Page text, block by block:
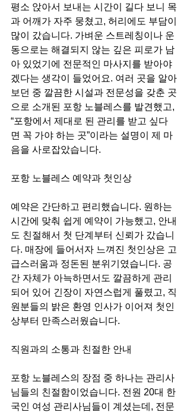
평소 앉아서 보내는 시간이 길다 보니 목
과 어깨가 자주 뭉쳤고, 허리에도 부담이
많이 갔습니다. 가벼운 스트레칭이나 운
동으로는 해결되지 않는 깊은 피로가 남
아 있었기에 전문적인 마사지를 받아야
겠다는 생각이 들었어요. 여러 곳을 알아
보던 중 깔끔한 시설과 전문성을 갖춘 곳
으로 소개된 포항 노블레스를 발견했고,
“포항에서 제대로 된 관리를 받고 싶다
면 꼭 가야 하는 곳”이라는 설명이 제 마
음을 사로잡았습니다.
포항 노블레스 예약과 첫인상
예약은 간단하고 편리했습니다. 원하는
시간에 맞춰 쉽게 예약이 가능했고, 안내
도 친절해서 첫 단계부터 신뢰가 갔습니
다. 매장에 들어서자 느껴진 첫인상은 고
급스러움과 정돈된 분위기였습니다. 공
간 자체가 아늑하면서도 깔끔하게 관리
되어 있어 긴장이 자연스럽게 풀렸고, 직
원분들의 밝은 환영 인사가 이어져 첫인
상부터 만족스러웠습니다.
직원과의 소통과 친절한 안내
포항 노블레스의 장점 중 하나는 관리사
님들의 친절함이었습니다. 전원 20대 한
국인 여성 관리사님들이 계셨는데, 전문